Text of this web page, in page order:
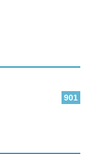
901